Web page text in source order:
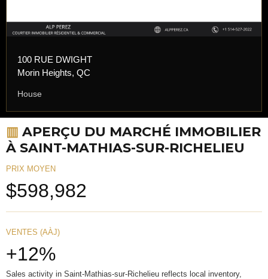
100 RUE DWIGHT
Morin Heights, QC
House
▥ APERÇU DU MARCHÉ IMMOBILIER
À SAINT-MATHIAS-SUR-RICHELIEU
PRIX MOYEN
$598,982
VENTES (AÀJ)
+12%
Sales activity in Saint-Mathias-sur-Richelieu reflects local inventory,